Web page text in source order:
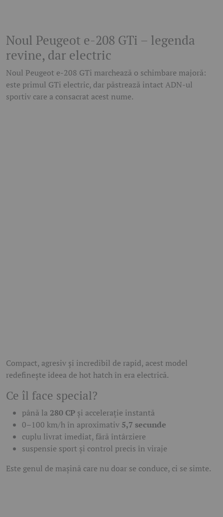
Noul Peugeot e-208 GTi – legenda
revine, dar electric
Noul Peugeot e-208 GTi marchează o schimbare majoră:
este primul GTi electric, dar păstrează intact ADN-ul
sportiv care a consacrat acest nume.
Compact, agresiv și incredibil de rapid, acest model
redefinește ideea de hot hatch în era electrică.
Ce îl face special?
până la 280 CP și accelerație instantă
0–100 km/h în aproximativ 5,7 secunde
cuplu livrat imediat, fără întârziere
suspensie sport și control precis în viraje
Este genul de mașină care nu doar se conduce, ci se simte.